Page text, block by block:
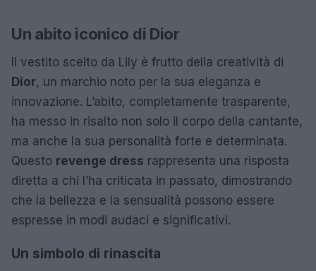
Un abito iconico di Dior
Il vestito scelto da Lily è frutto della creatività di
Dior, un marchio noto per la sua eleganza e
innovazione. L’abito, completamente trasparente,
ha messo in risalto non solo il corpo della cantante,
ma anche la sua personalità forte e determinata.
Questo revenge dress rappresenta una risposta
diretta a chi l’ha criticata in passato, dimostrando
che la bellezza e la sensualità possono essere
espresse in modi audaci e significativi.
Un simbolo di rinascita